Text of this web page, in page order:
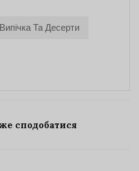
Випічка Та Десерти
сподобатися